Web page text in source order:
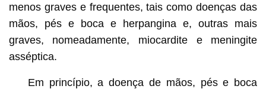
menos graves e frequentes, tais como doenças das
mãos, pés e boca e herpangina e, outras mais
graves, nomeadamente, miocardite e meningite
asséptica.
Em princípio, a doença de mãos, pés e boca